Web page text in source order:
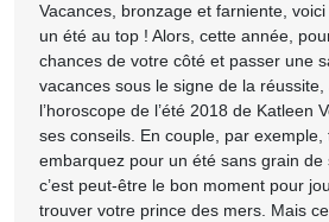
Vacances, bronzage et farniente,
un été au top ! Alors, cette année,
chances de votre côté et passer une
vacances sous le signe de la
l’horoscope de l’été 2018 de Katleen
ses conseils. En couple, par
embarquez pour un été sans grain de
c’est peut-être le bon moment pour
trouver votre prince des mers. Mais